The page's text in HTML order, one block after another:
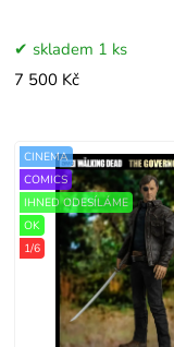
skladem 1 ks
7 500 Kč
CINEMA
COMICS
IHNED ODESÍLÁME
OK
1/6